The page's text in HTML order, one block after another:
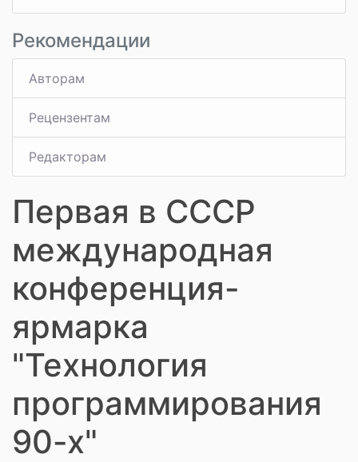
Рекомендации
Авторам
Рецензентам
Редакторам
Первая в СССР
международная
конференция-
ярмарка
"Технология
программирования
90-х"